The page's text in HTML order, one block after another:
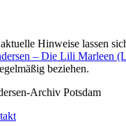
Hinweise lassen
– Die Lili Marleen
beziehen.
Archiv Potsdam